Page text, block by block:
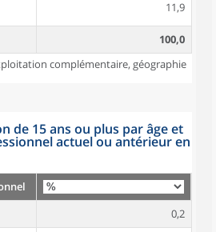
11,9
100,0
complémentaire, géographie
de 15 ans ou plus par âge et
actuel ou antérieur en
0,2